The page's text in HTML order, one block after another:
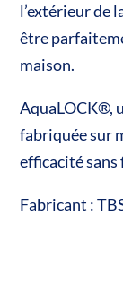
l’extérieur de
être
maison.
AquaLOCK®,
fabriquée sur
efficacité sans
Fabricant :